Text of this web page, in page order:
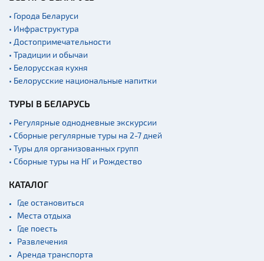
Мастер-классы
Квесты
Новости
Спортинг-клубы и тиры
Ратуши
Родовые усадьбы
Садово-парковая
Памятники
Памятники известным
Монастыри
Костелы
• Города Беларуси
• Инфраструктура
• Достопримечательности
• Традиции и обычаи
• Белорусская кухня
• Белорусские национальные напитки
ТУРЫ В БЕЛАРУСЬ
• Регулярные однодневные экскурсии
• Сборные регулярные туры на 2-7 дней
• Туры для организованных групп
• Сборные туры на НГ и Рождество
КАТАЛОГ
Где остановиться
Места отдыха
Где поесть
Развлечения
Аренда транспорта